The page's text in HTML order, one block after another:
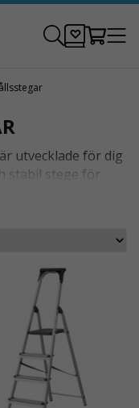
utvecklade för dig
stabil stege för
måla, byta
skåp erbjuder
för vardagens